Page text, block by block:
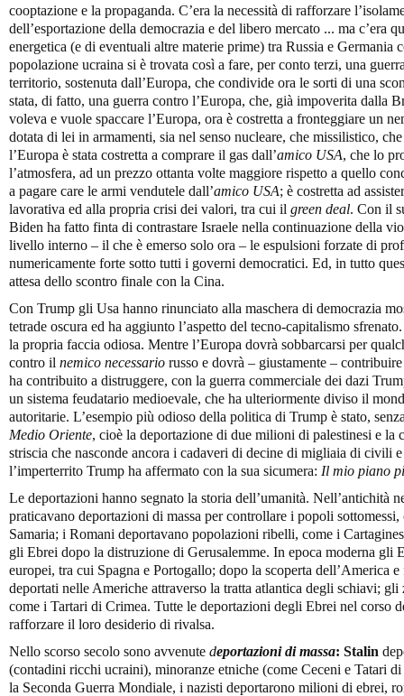
cooptazione e la propaganda. C’era la necessità di rafforzare
dell’esportazione della democrazia e del libero mercato ... ma c’era
energetica (e di eventuali altre materie prime) tra Russia e Germania
popolazione ucraina si è trovata così a fare, per conto terzi, una
territorio, sostenuta dall’Europa, che condivide ora le sorti di una
stata, di fatto, una guerra contro l’Europa, che, già impoverita dalla
voleva e vuole spaccare l’Europa, ora è costretta a fronteggiare un
dotata di lei in armamenti, sia nel senso nucleare, che missilistico,
l’Europa è stata costretta a comprare il gas dall’amico USA, che lo
l’atmosfera, ad un prezzo ottanta volte maggiore rispetto a quello
a pagare care le armi vendutele dall’amico USA; è costretta ad
lavorativa ed alla propria crisi dei valori, tra cui il green deal. Con il
Biden ha fatto finta di contrastare Israele nella continuazione della
livello interno – il che è emerso solo ora – le espulsioni forzate di
numericamente forte sotto tutti i governi democratici. Ed, in tutto
attesa dello scontro finale con la Cina.
Con Trump gli Usa hanno rinunciato alla maschera di democrazia
tetrade oscura ed ha aggiunto l’aspetto del tecno-capitalismo
la propria faccia odiosa. Mentre l’Europa dovrà sobbarcarsi per
contro il nemico necessario russo e dovrà – giustamente –
ha contribuito a distruggere, con la guerra commerciale dei dazi
un sistema feudatario medioevale, che ha ulteriormente diviso il
autoritarie. L’esempio più odioso della politica di Trump è stato,
Medio Oriente, cioè la deportazione di due milioni di palestinesi e la
striscia che nasconde ancora i cadaveri di decine di migliaia di civili
l’imperterrito Trump ha affermato con la sua sicumera: Il mio piano
Le deportazioni hanno segnato la storia dell’umanità. Nell’antichità
praticavano deportazioni di massa per controllare i popoli
Samaria; i Romani deportavano popolazioni ribelli, come i
gli Ebrei dopo la distruzione di Gerusalemme. In epoca moderna gli
europei, tra cui Spagna e Portogallo; dopo la scoperta dell’America
deportati nelle Americhe attraverso la tratta atlantica degli schiavi;
come i Tartari di Crimea. Tutte le deportazioni degli Ebrei nel corso
rafforzare il loro desiderio di rivalsa.
Nello scorso secolo sono avvenute deportazioni di massa: Stalin
(contadini ricchi ucraini), minoranze etniche (come Ceceni e Tatari
la Seconda Guerra Mondiale, i nazisti deportarono milioni di ebrei,